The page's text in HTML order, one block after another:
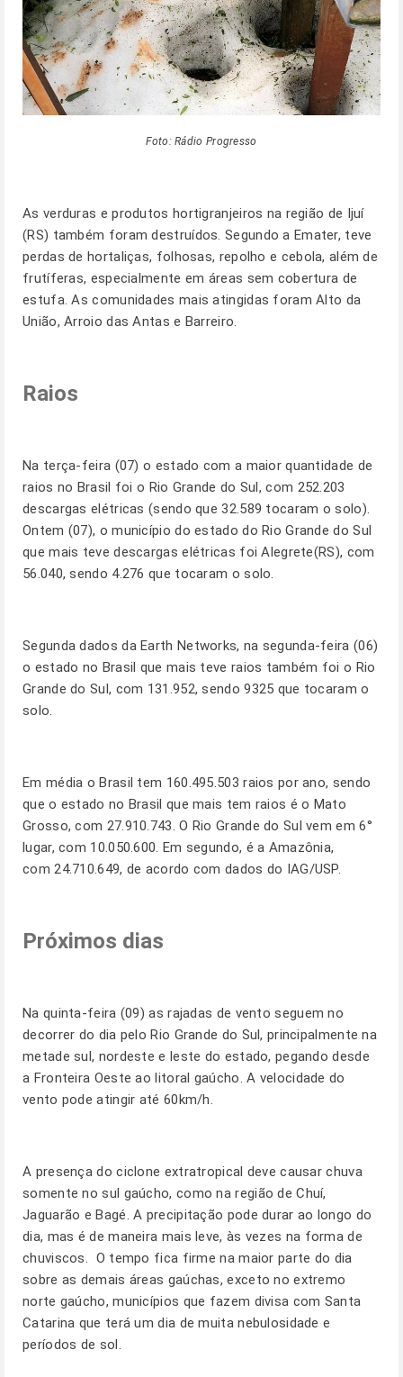
Foto: Rádio Progresso
As verduras e produtos hortigranjeiros na região de Ijuí
(RS) também foram destruídos. Segundo a Emater, teve
perdas de hortaliças, folhosas, repolho e cebola, além de
frutíferas, especialmente em áreas sem cobertura de
estufa. As comunidades mais atingidas foram Alto da
União, Arroio das Antas e Barreiro.
Raios
Na terça-feira (07) o estado com a maior quantidade de
raios no Brasil foi o Rio Grande do Sul, com 252.203
descargas elétricas (sendo que 32.589 tocaram o solo).
Ontem (07), o município do estado do Rio Grande do Sul
que mais teve descargas elétricas foi Alegrete(RS), com
56.040, sendo 4.276 que tocaram o solo.
Segunda dados da Earth Networks, na segunda-feira (06)
o estado no Brasil que mais teve raios também foi o Rio
Grande do Sul, com 131.952, sendo 9325 que tocaram o
solo.
Em média o Brasil tem 160.495.503 raios por ano, sendo
que o estado no Brasil que mais tem raios é o Mato
Grosso, com 27.910.743. O Rio Grande do Sul vem em 6°
lugar, com 10.050.600. Em segundo, é a Amazônia,
com 24.710.649, de acordo com dados do IAG/USP.
Próximos dias
Na quinta-feira (09) as rajadas de vento seguem no
decorrer do dia pelo Rio Grande do Sul, principalmente na
metade sul, nordeste e leste do estado, pegando desde
a Fronteira Oeste ao litoral gaúcho. A velocidade do
vento pode atingir até 60km/h.
A presença do ciclone extratropical deve causar chuva
somente no sul gaúcho, como na região de Chuí,
Jaguarão e Bagé. A precipitação pode durar ao longo do
dia, mas é de maneira mais leve, às vezes na forma de
chuviscos. O tempo fica firme na maior parte do dia
sobre as demais áreas gaúchas, exceto no extremo
norte gaúcho, municípios que fazem divisa com Santa
Catarina que terá um dia de muita nebulosidade e
períodos de sol.